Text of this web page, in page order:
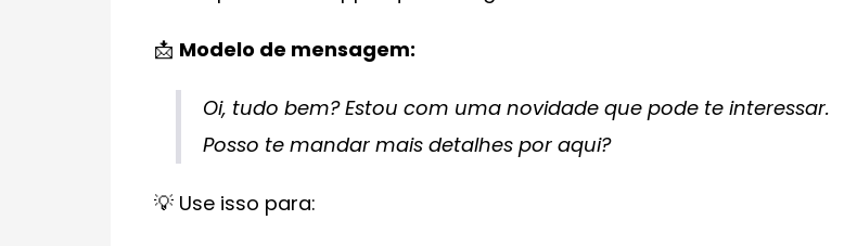
📩 Modelo de mensagem:
Oi, tudo bem? Estou com uma novidade que pode te interessar.
Posso te mandar mais detalhes por aqui?
💡 Use isso para: